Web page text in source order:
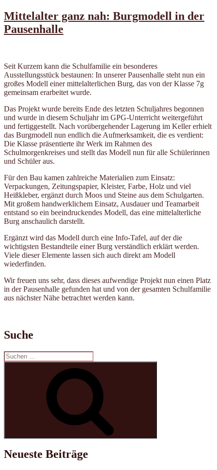
Mittelalter ganz nah: Burgmodell in der
Pausenhalle
Seit Kurzem kann die Schulfamilie ein besonderes
Ausstellungsstück bestaunen: In unserer Pausenhalle steht nun ein
großes Modell einer mittelalterlichen Burg, das von der Klasse 7g
gemeinsam erarbeitet wurde.
Das Projekt wurde bereits Ende des letzten Schuljahres begonnen
und wurde in diesem Schuljahr im GPG-Unterricht weitergeführt
und fertiggestellt. Nach vorübergehender Lagerung im Keller erhielt
das Burgmodell nun endlich die Aufmerksamkeit, die es verdient:
Die Klasse präsentierte ihr Werk im Rahmen des
Schulmorgenkreises und stellt das Modell nun für alle Schülerinnen
und Schüler aus.
Für den Bau kamen zahlreiche Materialien zum Einsatz:
Verpackungen, Zeitungspapier, Kleister, Farbe, Holz und viel
Heißkleber, ergänzt durch Moos und Steine aus dem Schulgarten.
Mit großem handwerklichem Einsatz, Ausdauer und Teamarbeit
entstand so ein beeindruckendes Modell, das eine mittelalterliche
Burg anschaulich darstellt.
Ergänzt wird das Modell durch eine Info-Tafel, auf der die
wichtigsten Bestandteile einer Burg verständlich erklärt werden.
Viele dieser Elemente lassen sich auch direkt am Modell
wiederfinden.
Wir freuen uns sehr, dass dieses aufwendige Projekt nun einen Platz
in der Pausenhalle gefunden hat und von der gesamten Schulfamilie
aus nächster Nähe betrachtet werden kann.
Suche
Suchen
nach:
Neueste Beiträge